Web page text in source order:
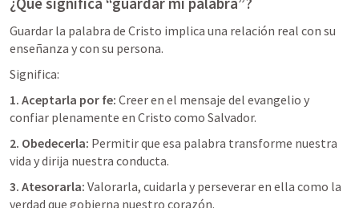
Guardar la palabra de Cristo implica una relación real con su
enseñanza y con su persona.
Significa:
1. Aceptarla por fe: Creer en el mensaje del evangelio y
confiar plenamente en Cristo como Salvador.
2. Obedecerla: Permitir que esa palabra transforme nuestra
vida y dirija nuestra conducta.
3. Atesorarla: Valorarla, cuidarla y perseverar en ella como la
verdad que gobierna nuestro corazón.